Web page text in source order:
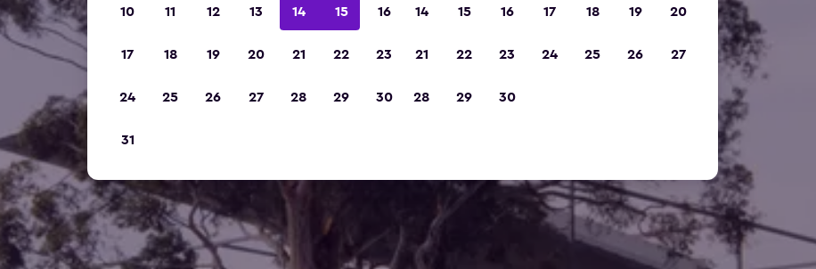
10 11 12 13 14 15 16
17 18 19 20 21 22 23
24 25 26 27 28 29 30
31
14 15 16 17 18 19 20
21 22 23 24 25 26 27
28 29 30